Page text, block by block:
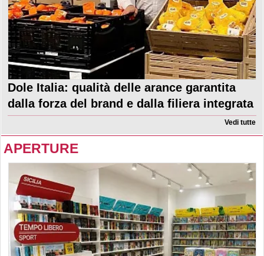
Dole Italia: qualità delle arance garantita
dalla forza del brand e dalla filiera integrata
Vedi tutte
APERTURE